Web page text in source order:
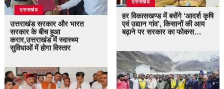
उत्तराखंड
उत्तराखंड सरकार और भारत
सरकार के बीच हुआ
करार,उत्तराखंड में स्वास्थ्य
सुविधाओं में होगा विस्तार
उत्तराखंड
हर विकासखण्ड में बसेंगे ‘आदर्श कृषि
एवं उद्यान गांव’, किसानों की आय
बढ़ाने पर सरकार का फोकस…